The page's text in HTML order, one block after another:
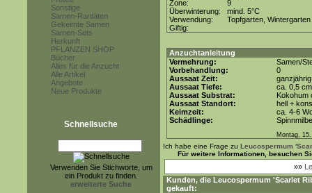
Sonstige
Samen-Raritäten
Gekeimte Samen
Samen-Sets
Herkunft
PFLANZEN SHOP
Bücher
Alles für die Anzucht
Alle Artikel
Angebote
Neue Produkte
Schnellsuche
Verwenden Sie Stichworte, um
ein Produkt zu finden.
erweiterte Suche
Zone:
9
Überwinterung:
mind. 5°C
Verwendung:
Topfgarten, Wintergarten
Giftig:
Anzuchtanleitung
Vermehrung:
Samen/
Vorbehandlung:
0
Aussaat Zeit:
ganzjährig
Aussaat Tiefe:
ca. 0,5 cm
Aussaat Substrat:
Kokohum
Aussaat Standort:
hell +
Keimzeit:
ca. 4-6
Schädlinge:
Montag,
Ich habe eine Frage zu Leucospermum
Für weitere Informationen, besuchen
»»
Kunden, die Leucospermum 'Scarlet
gekauft: